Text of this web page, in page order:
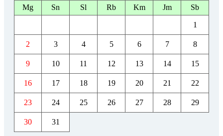
Mg Sn Sl Rb Km Jm Sb
1
2 3 4 5 6 7 8
9 10 11 12 13 14 15
16 17 18 19 20 21 22
23 24 25 26 27 28 29
30 31